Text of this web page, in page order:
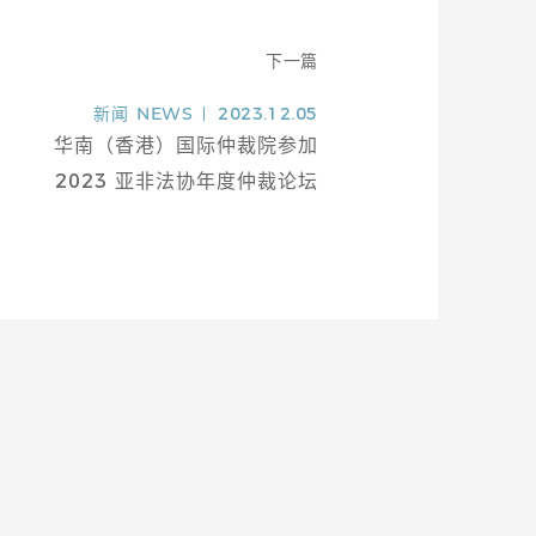
下一篇
新闻 NEWS 2023.12.05
华南（香港）国际仲裁院参加
2023 亚非法协年度仲裁论坛